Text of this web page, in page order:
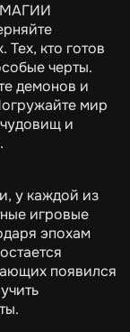
Тех, кто готов
черты.
демонов и
мир
и
у каждой из
игровые
эпохам
появился